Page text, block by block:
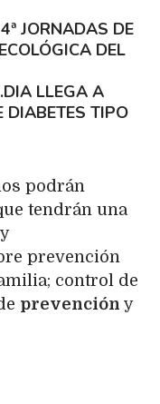
JORNADAS DE
DEL
LLEGA A
TIPO
podrán
tendrán una
prevención
control de
prevención y